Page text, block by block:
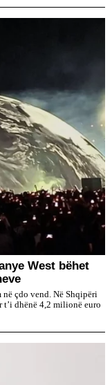
West bëhet
në çdo vend. Në Shqipëri
dhënë 4,2 milionë euro